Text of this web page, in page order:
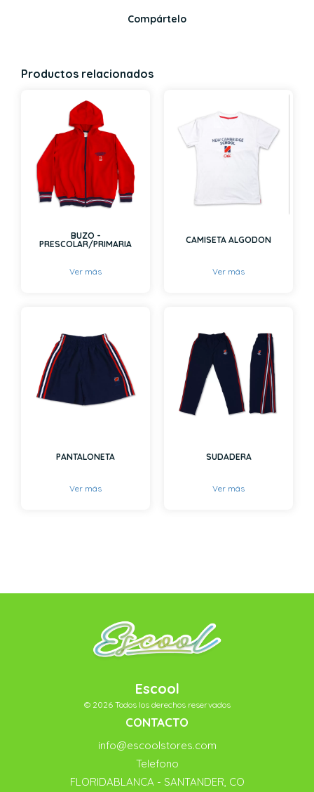
Compártelo
Productos relacionados
BUZO -
PRESCOLAR/PRIMARIA
Ver más
CAMISETA ALGODON
Ver más
PANTALONETA
Ver más
SUDADERA
Ver más
Escool
© 2026 Todos los derechos reservados
CONTACTO
info@escoolstores.com
Telefono
FLORIDABLANCA - SANTANDER, CO